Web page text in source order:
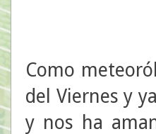
Como
del Viernes y
y nos ha